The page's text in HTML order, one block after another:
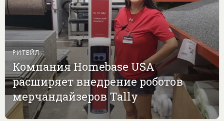
РИТЕЙЛ
Компания Homebase USA
расширяет внедрение роботов
мерчандайзеров Tally